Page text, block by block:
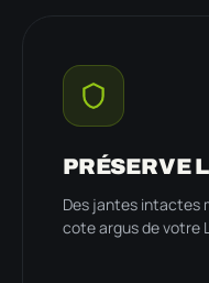
PRÉSERVE
Des jantes intactes
cote argus de votre